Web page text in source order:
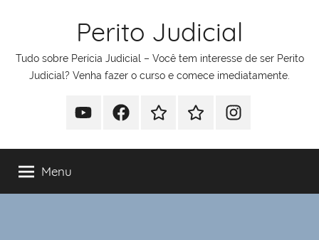
conteúdo
Perito Judicial
Tudo sobre Perícia Judicial – Você tem interesse de ser Perito
Judicial? Venha fazer o curso e comece imediatamente.
YoutubeFacebookWhatsappTelegramInstagram
Menu